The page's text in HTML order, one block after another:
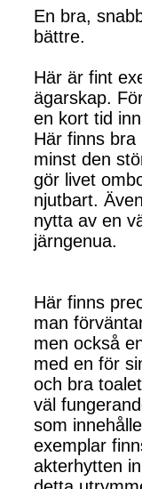
En bra,
bättre.
Här är fint
ägarskap.
en kort tid
Här finns
minst den
gör livet
njutbart.
nytta av en
järngenua.
Här finns
man
men också
med en för
och bra
väl
som
exemplar
akterhytten